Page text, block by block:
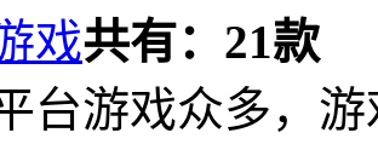
戏共有： 21款
台游戏众多，